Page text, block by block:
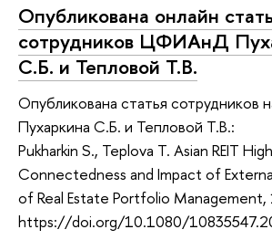
Опубликована онлайн
сотрудников ЦФИАнД
С.Б. и Тепловой Т.В.
Опубликована статья сотрудников
Пухаркина С.Б. и Тепловой Т.В.:
Pukharkin S., Teplova T. Asian REIT
Connectedness and Impact of
of Real Estate Portfolio Management,
https://doi.org/10.1080/